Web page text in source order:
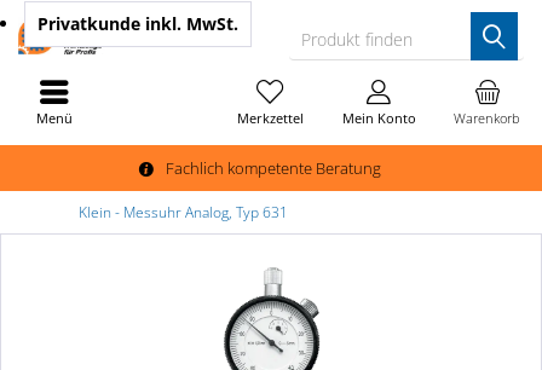
Fachlich kompetente Beratung
Produkt finden
Warenkorb
Merkzettel Mein Konto
Privatkunde inkl. MwSt.
Menü
Klein - Messuhr Analog, Typ 631